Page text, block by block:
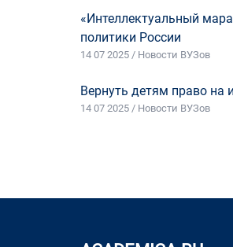
«Интеллектуальный
политики России
14 07 2025 / Новости ВУЗов
Вернуть детям право на
14 07 2025 / Новости ВУЗов